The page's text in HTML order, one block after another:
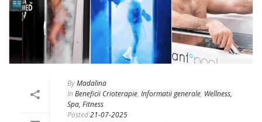
ByMadalina
In Beneficii Crioterapie, Informatii generale, Wellness,
Spa, Fitness
Posted21-07-2025